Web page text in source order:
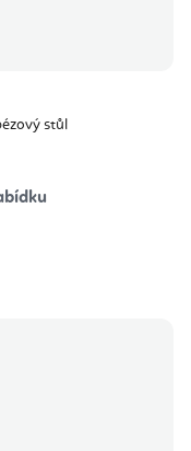
stůl